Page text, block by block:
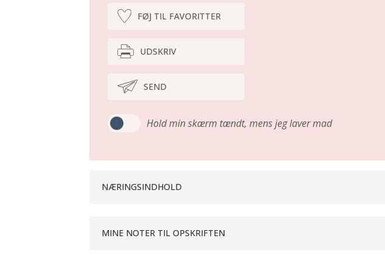
FØJ TIL FAVORITTER
UDSKRIV
SEND
Hold min skærm tændt, mens jeg laver mad
NÆRINGSINDHOLD
MINE NOTER TIL OPSKRIFTEN